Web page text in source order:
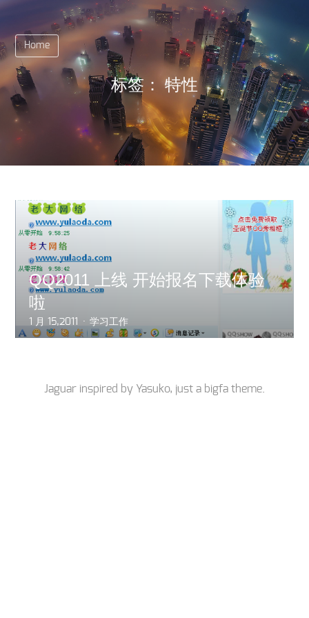
Home
标签：特性
QQ2011 上线 开始报名下载体验
啦
1 月 15,2011 学习工作
Jaguar inspired by Yasuko, just a bigfa theme.